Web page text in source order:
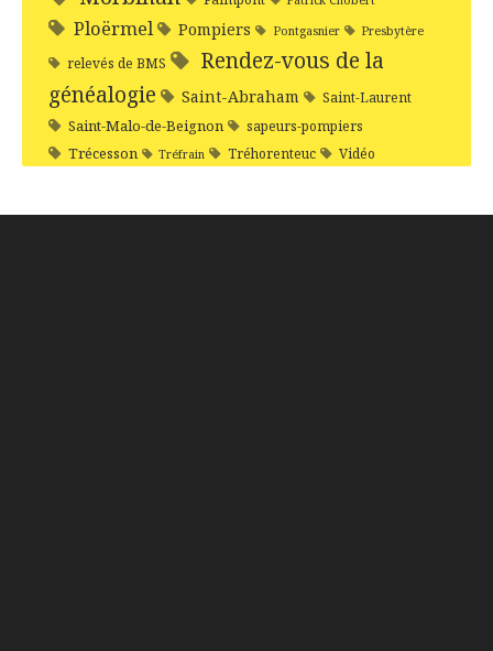
Ploërmel Pompiers Pontgasnier Presbytère
relevés de BMS
Rendez-vous de la
généalogie
Saint-Abraham Saint-Laurent
Saint-Malo-de-Beignon sapeurs-pompiers
Trécesson Tréfrain Tréhorenteuc Vidéo